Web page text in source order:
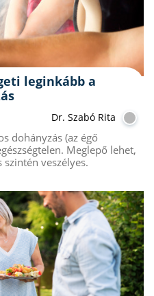
leginkább a
Dr. Szabó Rita
dohányzás (az égő
Meglepő lehet,
veszélyes.